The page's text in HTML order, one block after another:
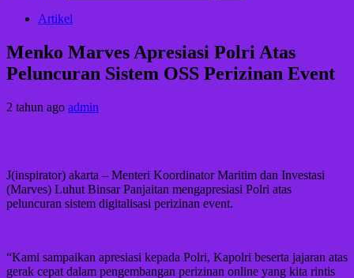
Artikel
Menko Marves Apresiasi Polri Atas
Peluncuran Sistem OSS Perizinan Event
2 tahun ago admin
J(inspirator) akarta – Menteri Koordinator Maritim dan Investasi
(Marves) Luhut Binsar Panjaitan mengapresiasi Polri atas
peluncuran sistem digitalisasi perizinan event.
“Kami sampaikan apresiasi kepada Polri, Kapolri beserta jajaran atas
gerak cepat dalam pengembangan perizinan online yang kita rintis